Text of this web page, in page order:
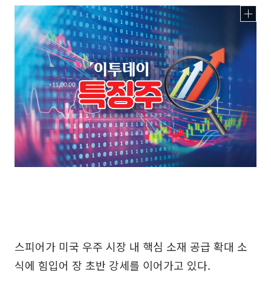
스피어가 미국 우주 시장 내 핵심 소재 공급 확대 소
식에 힘입어 장 초반 강세를 이어가고 있다.